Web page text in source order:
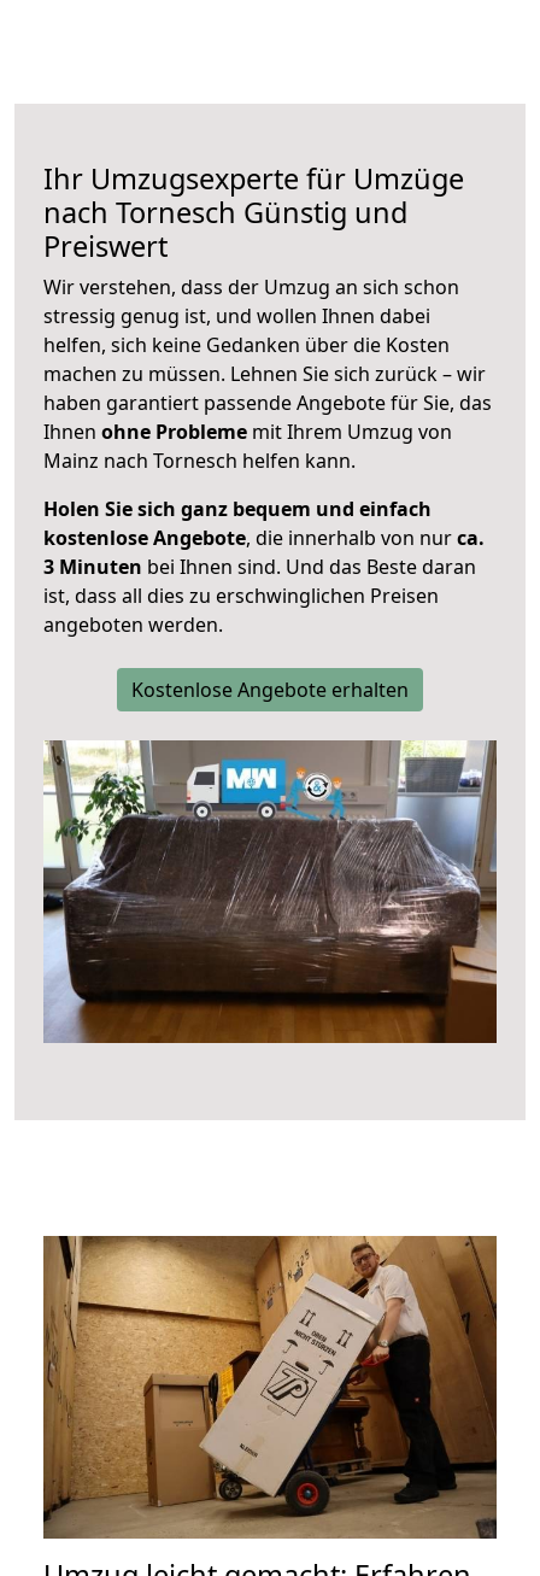
Ihr Umzugsexperte für Umzüge
nach Tornesch Günstig und
Preiswert
Wir verstehen, dass der Umzug an sich schon
stressig genug ist, und wollen Ihnen dabei
helfen, sich keine Gedanken über die Kosten
machen zu müssen. Lehnen Sie sich zurück – wir
haben garantiert passende Angebote für Sie, das
Ihnen ohne Probleme mit Ihrem Umzug von
Mainz nach Tornesch helfen kann.
Holen Sie sich ganz bequem und einfach
kostenlose Angebote, die innerhalb von nurca.
3 Minuten bei Ihnen sind. Und das Beste daran
ist, dass all dies zu erschwinglichen Preisen
angeboten werden.
Kostenlose Angebote erhalten